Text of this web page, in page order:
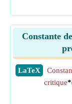
Constante
​LaTeX
critique